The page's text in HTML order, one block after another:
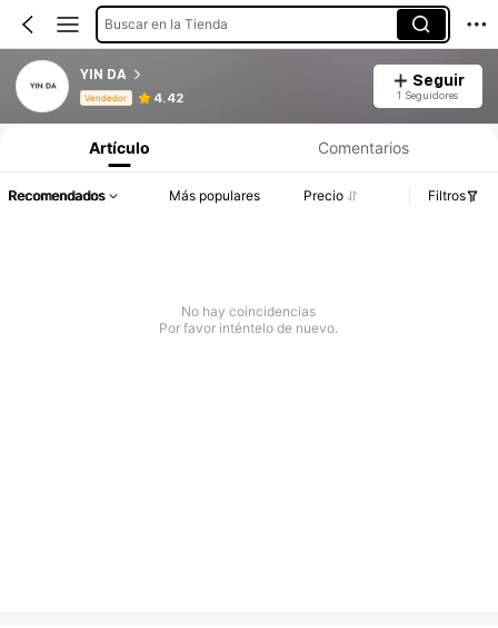
Buscar en la Tienda
YIN DA
Vendedor 4.42
Seguir
1 Seguidores
Artículo Comentarios
Recomendados Más populares Precio Filtros
No hay coincidencias
Por favor inténtelo de nuevo.